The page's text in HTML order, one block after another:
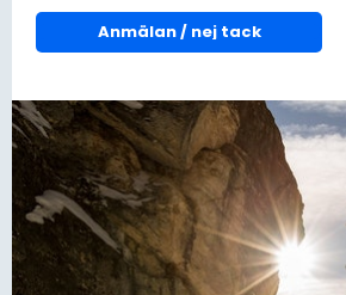
Anmälan / nej tack